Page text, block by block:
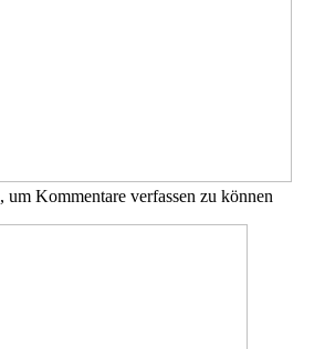
, um Kommentare verfassen zu können